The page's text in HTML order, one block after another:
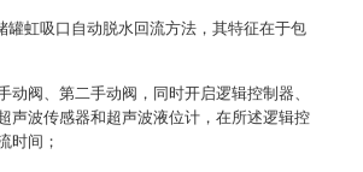
罐虹吸口自动脱水回流方法，其特征在于包
动阀、第二手动阀，同时开启逻辑控制器、
声波传感器和超声波液位计，在所述逻辑控
时间；